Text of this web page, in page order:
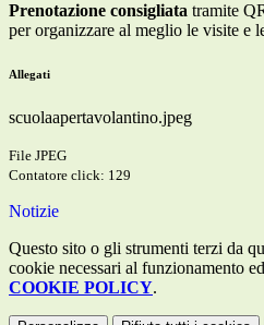
Prenotazione consigliata tramite
per organizzare al meglio le visite e
Allegati
scuolaapertavolantino.jpeg
File JPEG
Contatore click: 129
Notizie
Questo sito o gli strumenti terzi da
cookie necessari al funzionamento
COOKIE POLICY.